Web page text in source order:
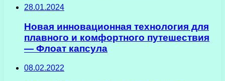
28.01.2024
Новая инновационная технология для
плавного и комфортного путешествия
— Флоат капсула
08.02.2022